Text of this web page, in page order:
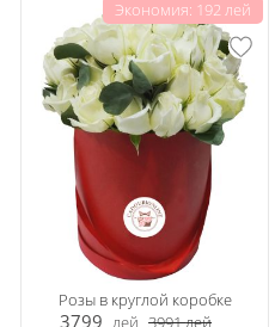
Экономия: 192 лей
Розы в круглой коробке
3799 лей 3991лей